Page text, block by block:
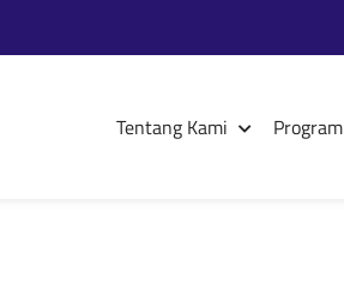
Tentang Kami Program